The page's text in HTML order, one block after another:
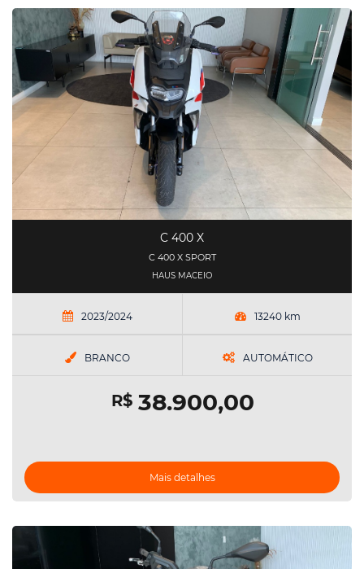
C 400 X
C 400 X SPORT
HAUS MACEIO
2023/2024 13240 km
BRANCO AUTOMÁTICO
R$38.900,00
Mais detalhes